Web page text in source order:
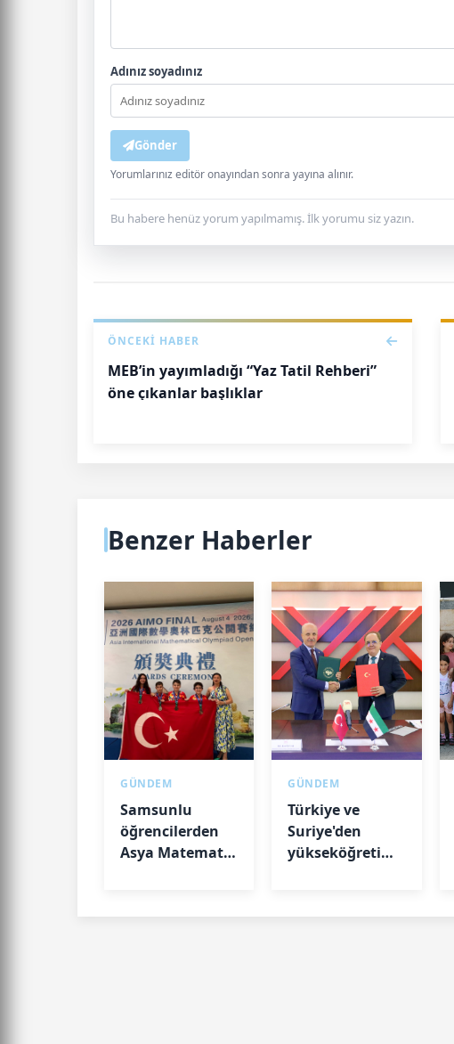
Adınız soyadınız
Gönder
Yorumlarınız editör onayından sonra yayına alınır.
Bu habere henüz yorum yapılmamış. İlk yorumu siz yazın.
ÖNCEKI HABER
MEB’in yayımladığı “Yaz Tatil Rehberi”
öne çıkanlar başlıklar
Benzer Haberler
GÜNDEM
Samsunlu
öğrencilerden
Asya Matematik
GÜNDEM
Türkiye ve
Suriye'den
yükseköğretimde